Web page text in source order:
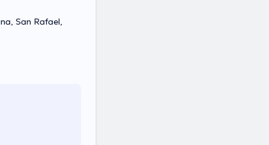
San Rafael,